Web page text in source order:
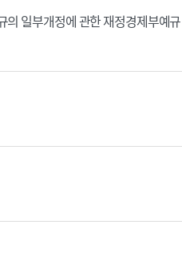
의 일부개정에 관한 재정경제부예규